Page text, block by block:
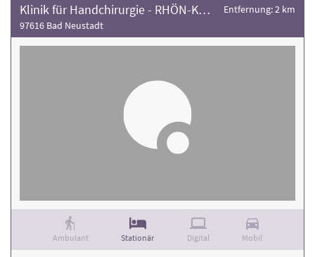
Klinik für Handchirurgie - RHÖN-KLINIKUM
97616 Bad Neustadt
Entfernung: 2 km
Ambulant Stationär Digital Mobil